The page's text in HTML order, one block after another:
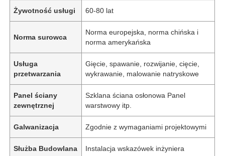
Żywotność usługi 60-80 lat
Norma surowca
Norma europejska, norma chińska i
norma amerykańska
Usługa
przetwarzania
Gięcie, spawanie, rozwijanie, cięcie,
wykrawanie, malowanie natryskowe
Panel ściany
zewnętrznej
Szklana ściana osłonowa Panel
warstwowy itp.
Galwanizacja Zgodnie z wymaganiami projektowymi
Służba Budowlana Instalacja wskazówek inżyniera